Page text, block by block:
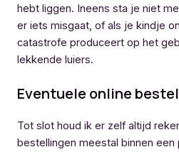
hebt liggen. Ineens sta je niet
er iets misgaat, of als je kindje
catastrofe produceert op het
lekkende luiers.
Eventuele online
Tot slot houd ik er zelf altijd
bestellingen meestal binnen een